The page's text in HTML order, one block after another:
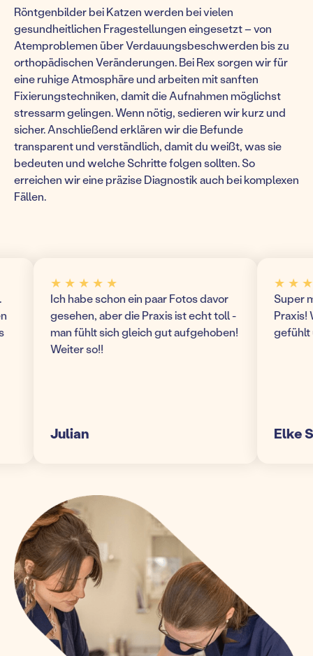
Röntgenbilder bei Katzen werden bei vielen
gesundheitlichen Fragestellungen eingesetzt – von
Atemproblemen über Verdauungsbeschwerden bis zu
orthopädischen Veränderungen. Bei Rex sorgen wir für
eine ruhige Atmosphäre und arbeiten mit sanften
Fixierungstechniken, damit die Aufnahmen möglichst
stressarm gelingen. Wenn nötig, sedieren wir kurz und
sicher. Anschließend erklären wir die Befunde
transparent und verständlich, damit du weißt, was sie
bedeuten und welche Schritte folgen sollten. So
erreichen wir eine präzise Diagnostik auch bei komplexen
Fällen.
★ ★ ★ ★ ★
Ich habe schon ein paar Fotos davor
gesehen, aber die Praxis ist echt toll -
man fühlt sich gleich gut aufgehoben!
Weiter so!!
Julian
★ ★ ★
Super
Praxis!
gefühlt
Elke S.